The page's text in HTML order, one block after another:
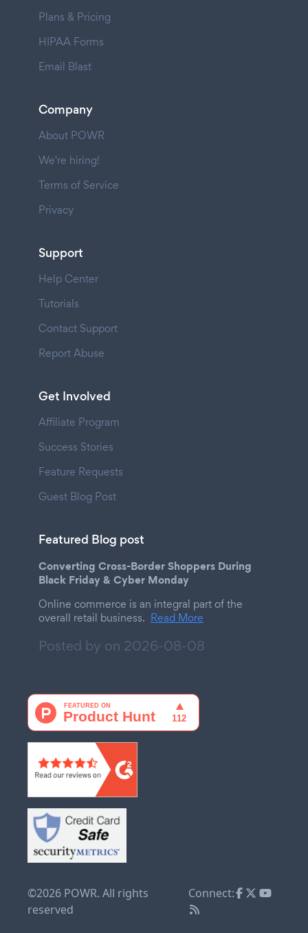
Plans & Pricing
HIPAA Forms
Email Blast
Company
About POWR
We're hiring!
Terms of Service
Privacy
Support
Help Center
Tutorials
Contact Support
Report Abuse
Get Involved
Affiliate Program
Success Stories
Feature Requests
Guest Blog Post
Featured Blog post
Converting Cross-Border Shoppers During
Black Friday & Cyber Monday
Online commerce is an integral part of the
overall retail business. Read More
Posted by on 2026-08-08
©2026 POWR. All rights
reserved
Connect: